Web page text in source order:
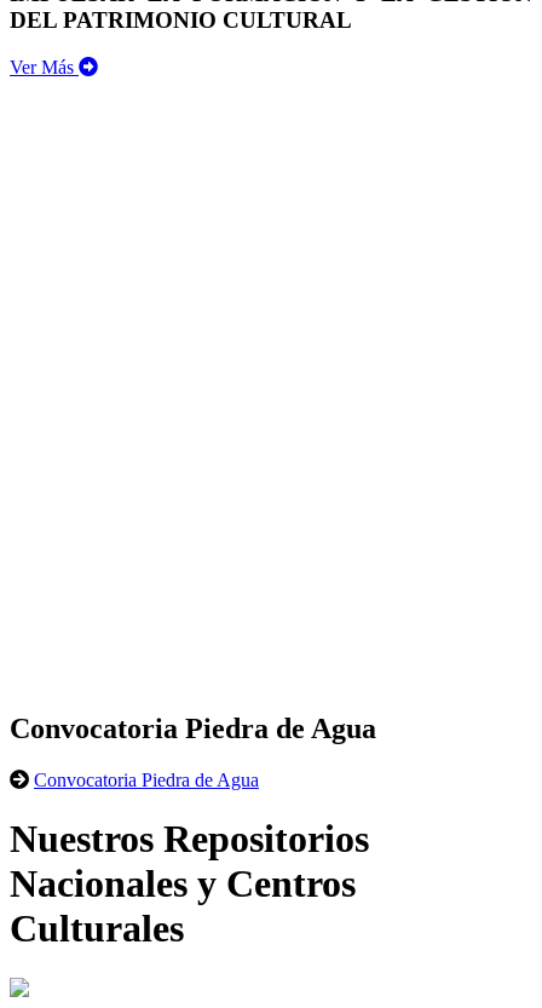
DEL PATRIMONIO CULTURAL
Ver Más
Convocatoria Piedra de Agua
Convocatoria Piedra de Agua
Nuestros Repositorios
Nacionales y Centros
Culturales